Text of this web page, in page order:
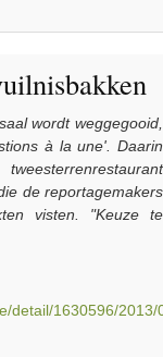
wordt weggegooid,
à la une'. Daarin
de reportagemakers
visten. "Keuze te
detail/1630596/2013/